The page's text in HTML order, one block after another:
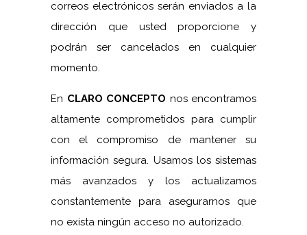
correos electrónicos serán enviados a la
dirección que usted proporcione y
podrán ser cancelados en cualquier
momento.
En CLARO CONCEPTO nos encontramos
altamente comprometidos para cumplir
con el compromiso de mantener su
información segura. Usamos los sistemas
más avanzados y los actualizamos
constantemente para asegurarnos que
no exista ningún acceso no autorizado.